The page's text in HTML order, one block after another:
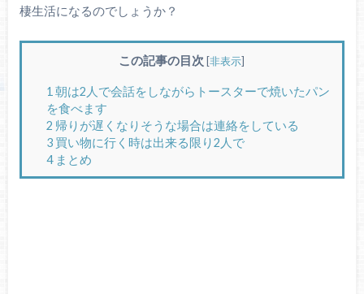
棲生活になるのでしょうか？
この記事の目次 [非表示]
1 朝は2人で会話をしながらトースターで焼いたパン
を食べます
2 帰りが遅くなりそうな場合は連絡をしている
3買い物に行く時は出来る限り2人で
4まとめ